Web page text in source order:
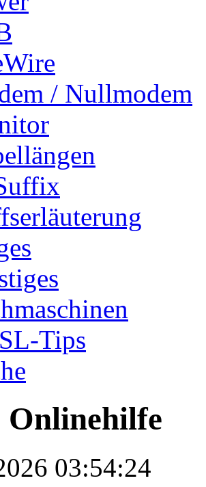
/ Nullmodem
Tips
Onlinehilfe
03:54:24